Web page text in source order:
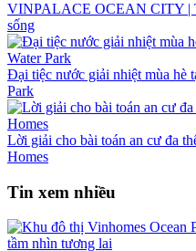
VINPALACE OCEAN CITY |
sống
Đại tiệc nước giải nhiệt mùa hè
Park
Lời giải cho bài toán an cư đa
Homes
Tin xem nhiều